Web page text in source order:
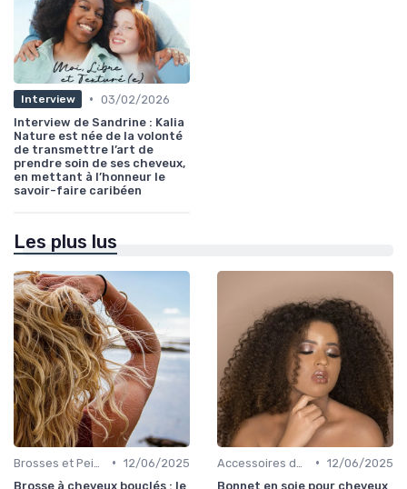
Interview • 03/02/2026
Interview de Sandrine : Kalia
Nature est née de la volonté
de transmettre l’art de
prendre soin de ses cheveux,
en mettant à l’honneur le
savoir-faire caribéen
Les plus lus
• 12/06/2025
Brosse à cheveux bouclés : le
• 12/06/2025
Bonnet en soie pour cheveux